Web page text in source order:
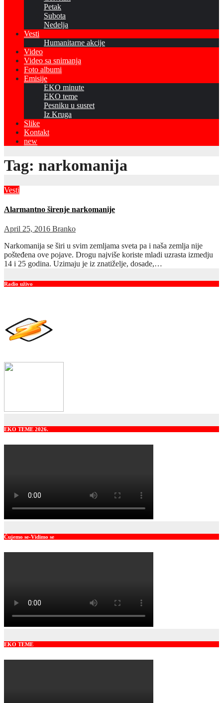
Petak
Subota
Nedelja
Vesti
Humanitarne akcije
Video
Video sa snimanja
Foto albumi
Emisije
EKO minute
EKO teme
Pesniku u susret
Iz Kruga
Slike
Kontakt
new
Tag: narkomanija
Vesti
Alarmantno širenje narkomanije
April 25, 2016 Branko
Narkomanija se širi u svim zemljama sveta pa i naša zemlja nije
pošteđena ove pojave. Drogu najviše koriste mladi uzrasta izmedju
14 i 25 godina. Uzimaju je iz znatiželje, dosade,…
Radio uživo
EKO TEME 2026.
Čujemo se-Vidimo se
EKO TEME